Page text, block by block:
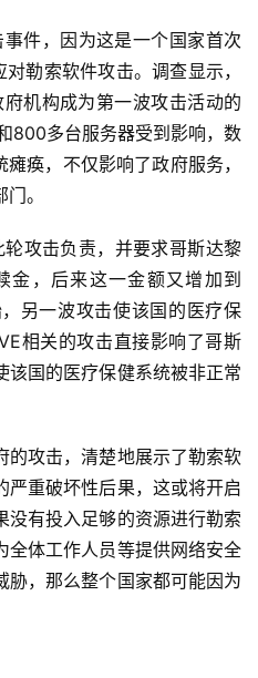
件，因为这是一个国家首次
勒索软件攻击。调查显示，
机构成为第一波攻击活动的
800多台服务器受到影响，数
痪，不仅影响了政府服务，
。
攻击负责，并要求哥斯达黎
金，后来这一金额又增加到
另一波攻击使该国的医疗保
相关的攻击直接影响了哥斯
该国的医疗保健系统被非正常
的攻击，清楚地展示了勒索软
严重破坏性后果，这或将开启
没有投入足够的资源进行勒索
全体工作人员等提供网络安全
胁，那么整个国家都可能因为